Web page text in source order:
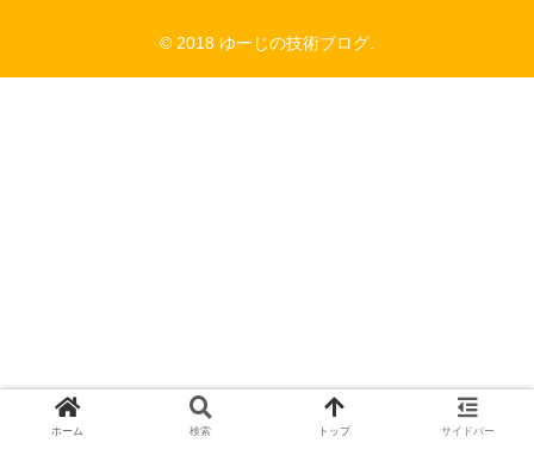
© 2018 ゆーじの技術ブログ.
ホーム 検索 トップ サイドバー